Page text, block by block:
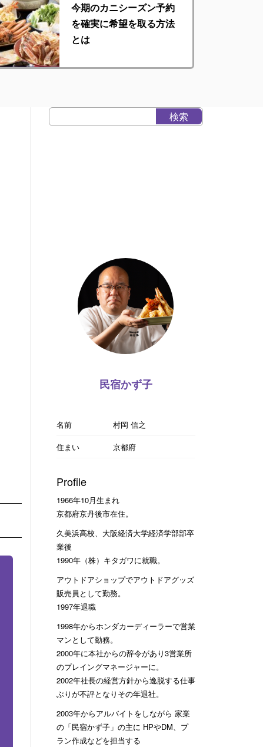
今期のカニシーズン予約
を確実に希望を取る方法
とは
民宿かず子
名前
村岡 信之
住まい
京都府
Profile
1966年10月生まれ
京都府京丹後市在住。
久美浜高校、大阪経済大学経済学部部卒
業後
1990年（株）キタガワに就職。
アウトドアショップでアウトドアグッズ
販売員として勤務。
1997年退職
1998年からホンダカーディーラーで営業
マンとして勤務。
2000年に本社からの辞令があり3営業所
のプレイングマネージャーに。
2002年社長の経営方針から逸脱する仕事
ぶりが不評となりその年退社。
2003年からアルバイトをしながら 家業
の「民宿かず子」の主に HPやDM、プ
ラン作成などを担当する